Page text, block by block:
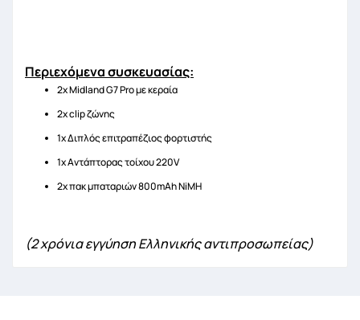
Περιεχόμενα συσκευασίας:
2x Midland G7 Pro με κεραία
2x clip ζώνης
1x Διπλός επιτραπέζιος φορτιστής
1x Αντάπτορας τοίχου 220V
2x πακ μπαταριών 800mAh NiMH
(2 χρόνια εγγύηση Ελληνικής αντιπροσωπείας)